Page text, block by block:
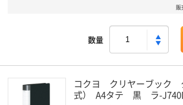
販
数量
コクヨ クリヤーブック
式） A4タテ 黒 ラ-